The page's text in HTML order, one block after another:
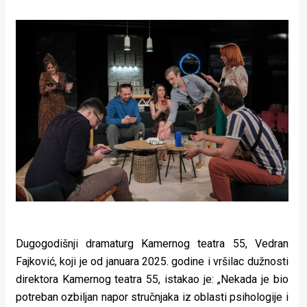
Aktuelnosti
About
Urban
Magazin
Dugogodišnji dramaturg Kamernog teatra 55, Vedran
Fajković, koji je od januara 2025. godine i vršilac dužnosti
direktora Kamernog teatra 55, istakao je: „Nekada je bio
potreban ozbiljan napor stručnjaka iz oblasti psihologije i